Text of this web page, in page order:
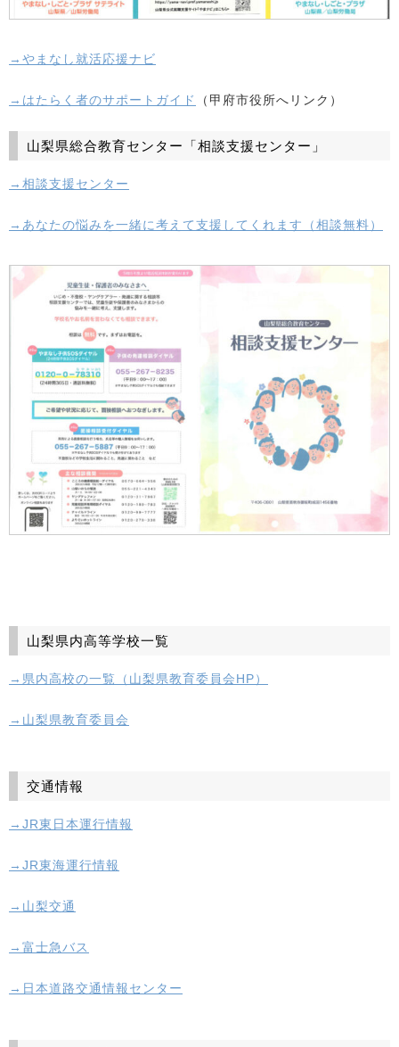
→やまなし就活応援ナビ
→はたらく者のサポートガイド （甲府市役所へリンク）
山梨県総合教育センター「相談支援センター」
→相談支援センター
→あなたの悩みを一緒に考えて支援してくれます（相談無料）
山梨県内高等学校一覧
→県内高校の一覧（山梨県教育委員会HP）
→山梨県教育委員会
交通情報
→JR東日本運行情報
→JR東海運行情報
→山梨交通
→富士急バス
→日本道路交通情報センター